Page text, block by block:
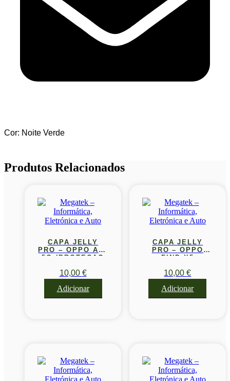
Cor: Noite Verde
Produtos Relacionados
CAPA JELLY
PRO – OPPO A54
5G (PROTECAO
10,00 €
Adicionar
CAPA JELLY
PRO – OPPO
FIND X5
10,00€
Adicionar